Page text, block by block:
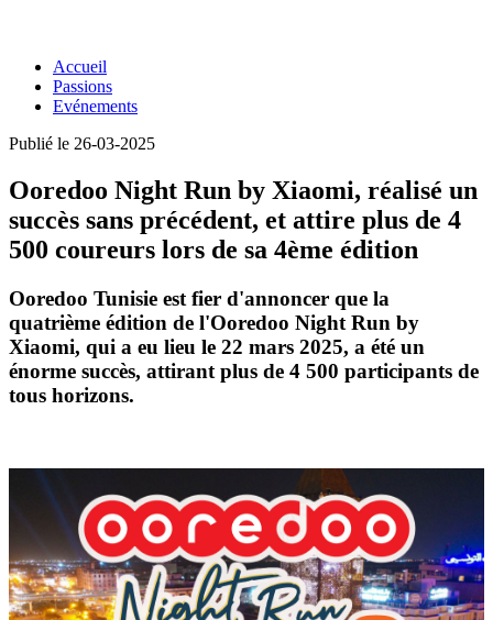
Accueil
Passions
Evénements
Publié le 26-03-2025
Ooredoo Night Run by Xiaomi, réalisé un
succès sans précédent, et attire plus de 4
500 coureurs lors de sa 4ème édition
Ooredoo Tunisie est fier d'annoncer que la
quatrième édition de l'Ooredoo Night Run by
Xiaomi, qui a eu lieu le 22 mars 2025, a été un
énorme succès, attirant plus de 4 500 participants de
tous horizons.